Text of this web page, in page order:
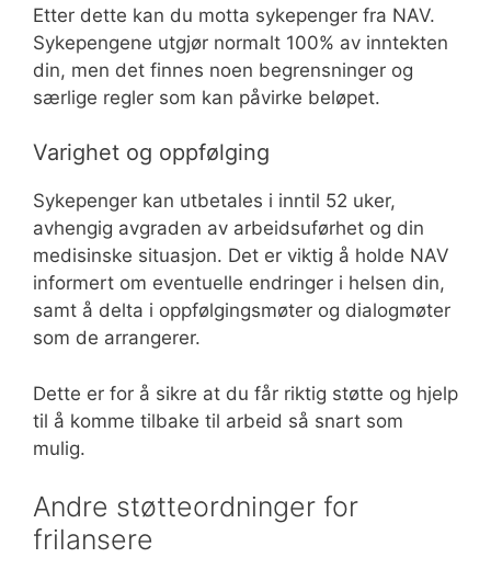
Etter dette kan du motta sykepenger fra NAV.
Sykepengene utgjør normalt 100% av inntekten
din, men det finnes noen begrensninger og
særlige regler som kan påvirke beløpet.
Varighet og oppfølging
Sykepenger kan utbetales i inntil 52 uker,
avhengig avgraden av arbeidsuførhet og din
medisinske situasjon. Det er viktig å holde NAV
informert om eventuelle endringer i helsen din,
samt å delta i oppfølgingsmøter og dialogmøter
som de arrangerer.
Dette er for å sikre at du får riktig støtte og hjelp
til å komme tilbake til arbeid så snart som
mulig.
Andre støtteordninger for
frilansere